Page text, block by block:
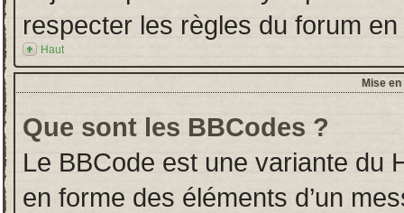
respecter les règles du forum
Haut
Mise
Que sont les BBCodes ?
Le BBCode est une variante du
en forme des éléments d’un